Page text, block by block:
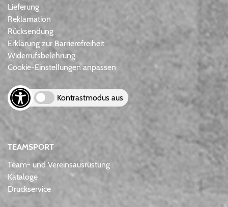
Lieferung
Reklamation
Rücksendung
Erklärung zur Barrierefreiheit
Widerrufsbelehrung
Cookie-Einstellungen anpassen
Kontrastmodus aus
TEAMSPORT
Team- und Vereinsausrüstung
Kataloge
Druckservice